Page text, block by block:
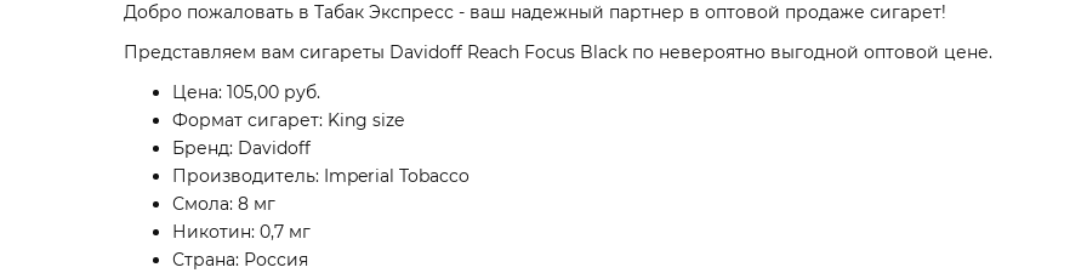
Добро пожаловать в Табак Экспресс - ваш надежный партнер в оптовой продаже сигарет!
Представляем вам сигареты Davidoff Reach Focus Black по невероятно выгодной оптовой цене.
Цена: 105,00 руб.
Формат сигарет: King size
Бренд: Davidoff
Производитель: Imperial Tobacco
Смола: 8 мг
Никотин: 0,7 мг
Страна: Россия